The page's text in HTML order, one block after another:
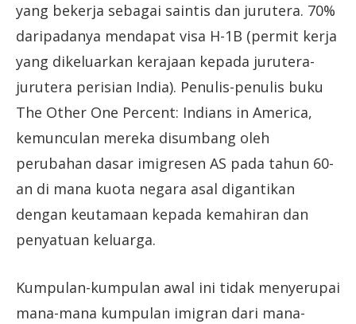
yang bekerja sebagai saintis dan jurutera. 70%
daripadanya mendapat visa H-1B (permit kerja
yang dikeluarkan kerajaan kepada jurutera-
jurutera perisian India). Penulis-penulis buku
The Other One Percent: Indians in America,
kemunculan mereka disumbang oleh
perubahan dasar imigresen AS pada tahun 60-
an di mana kuota negara asal digantikan
dengan keutamaan kepada kemahiran dan
penyatuan keluarga.
Kumpulan-kumpulan awal ini tidak menyerupai
mana-mana kumpulan imigran dari mana-